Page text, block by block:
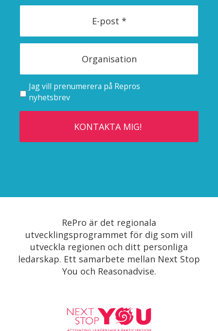
Jag vill prenumerera på Repros
nyhetsbrev
RePro är det regionala
utvecklingsprogrammet för dig som vill
utveckla regionen och ditt personliga
ledarskap. Ett samarbete mellan Next Stop
You och Reasonadvise.